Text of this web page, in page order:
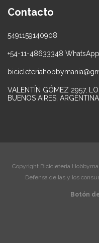
Contacto
5491159140908
+54-11-48633348
VALENTÍN GÓMEZ 2957,
BUENOS AIRES, ARGENTINA
Copyright Bicicleteria
Defensa de las y los
Botón